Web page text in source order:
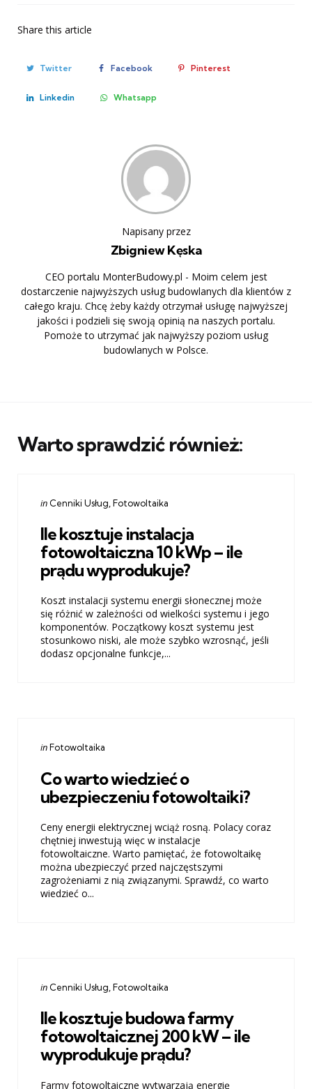
Share this article
Twitter Facebook Pinterest
Linkedin Whatsapp
Napisany przez
Zbigniew Kęska
CEO portalu MonterBudowy.pl - Moim celem jest
dostarczenie najwyższych usług budowlanych dla klientów z
całego kraju. Chcę żeby każdy otrzymał usługę najwyższej
jakości i podzieli się swoją opinią na naszych portalu.
Pomoże to utrzymać jak najwyższy poziom usług
budowlanych w Polsce.
Warto sprawdzić również:
Categories
Posted
in Cenniki Usług Fotowoltaika
Ile kosztuje instalacja
fotowoltaiczna 10 kWp – ile
prądu wyprodukuje?
Koszt instalacji systemu energii słonecznej może
się różnić w zależności od wielkości systemu i jego
komponentów. Początkowy koszt systemu jest
stosunkowo niski, ale może szybko wzrosnąć, jeśli
dodasz opcjonalne funkcje,...
Categories
Posted
inFotowoltaika
Co warto wiedzieć o
ubezpieczeniu fotowoltaiki?
Ceny energii elektrycznej wciąż rosną. Polacy coraz
chętniej inwestują więc w instalacje
fotowoltaiczne. Warto pamiętać, że fotowoltaikę
można ubezpieczyć przed najczęstszymi
zagrożeniami z nią związanymi. Sprawdź, co warto
wiedzieć o...
Categories
Posted
in Cenniki Usług Fotowoltaika
Ile kosztuje budowa farmy
fotowoltaicznej 200 kW – ile
wyprodukuje prądu?
Farmy fotowoltaiczne wytwarzają energię